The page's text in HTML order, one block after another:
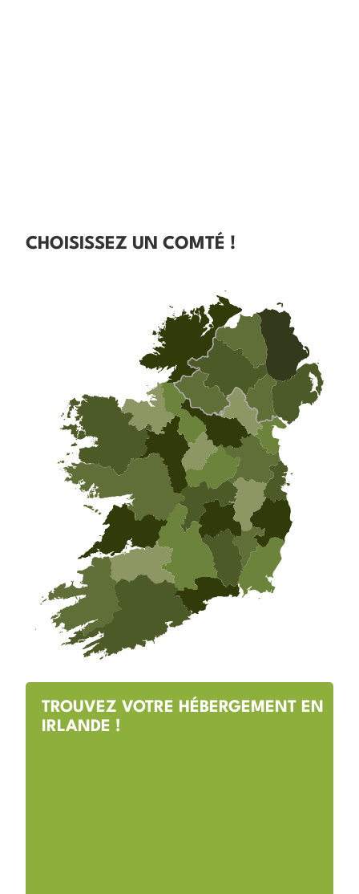
CHOISISSEZ UN COMTÉ !
TROUVEZ VOTRE HÉBERGEMENT EN
IRLANDE !